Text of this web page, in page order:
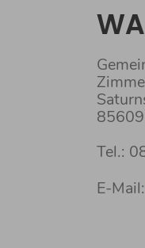
Tel.:
E-Mail: